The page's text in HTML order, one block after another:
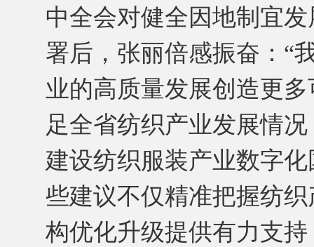
中全会对健全因地制宜
署后，张丽倍感振奋：“
业的高质量发展创造更
足全省纺织产业发展情
建设纺织服装产业数字
些建议不仅精准把握纺
构优化升级提供有力支